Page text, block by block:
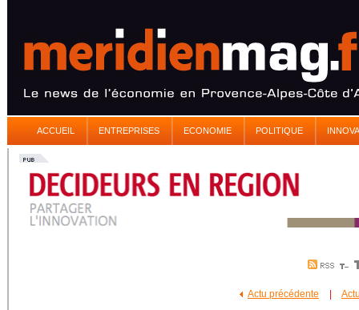
ACCUEIL ENTREPRISES ECONOMIE POLITIQUE
Actu précédente